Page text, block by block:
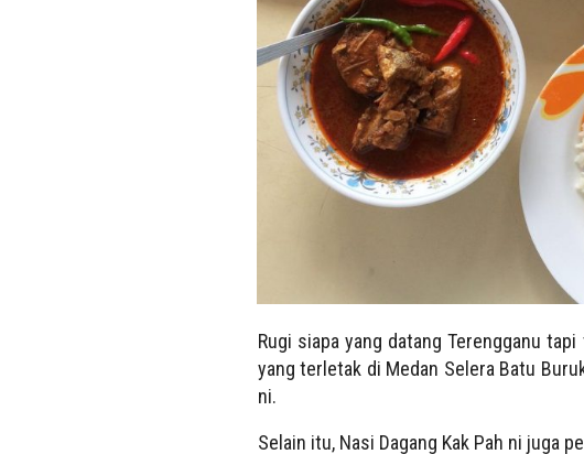
Rugi siapa yang datang Terengganu
yang terletak di Medan Selera Batu
ni.
Selain itu, Nasi Dagang Kak Pah ni juga